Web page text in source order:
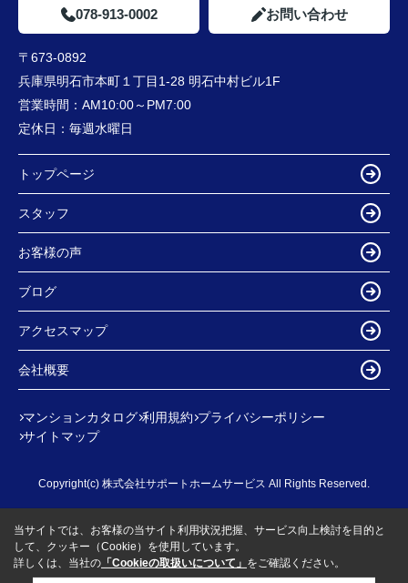
078-913-0002 お問い合わせ
〒673-0892
兵庫県明石市本町１丁目1-28 明石中村ビル1F
営業時間： AM10:00～PM7:00
定休日： 毎週水曜日
トップページ
スタッフ
お客様の声
ブログ
アクセスマップ
会社概要
マンションカタログ 利用規約 プライバシーポリシー
サイトマップ
Copyright(c) 株式会社サポートホームサービス All Rights Reserved.
当サイトでは、お客様の当サイト利用状況把握、サービス向上検討を目的と
して、クッキー（Cookie）を使用しています。
詳しくは、当社の 「Cookieの取扱いについて」 をご確認ください。